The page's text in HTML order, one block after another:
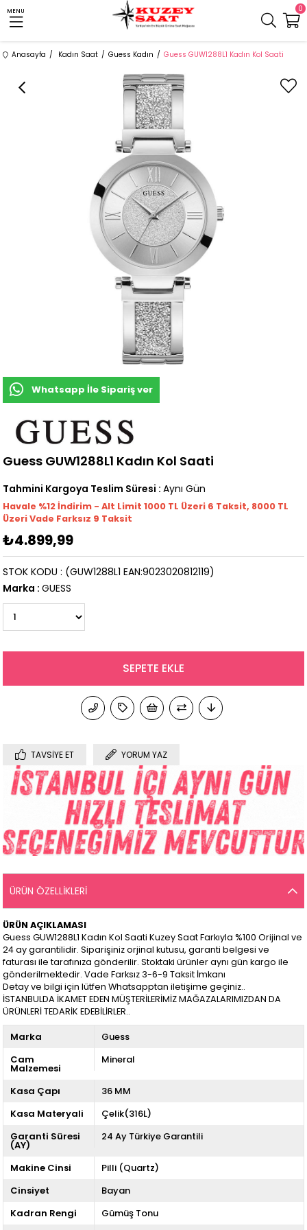
MENU 0
Anasayfa Kadın Saat Guess Kadın Guess GUW1288L1 Kadın Kol Saati
Whatsapp İle Sipariş ver
Guess GUW1288L1 Kadın Kol Saati
Tahmini Kargoya Teslim Süresi : Aynı Gün
Havale %12 İndirim - Alt Limit 1000 TL Üzeri 6 Taksit, 8000 TL
Üzeri Vade Farksız 9 Taksit
₺4.899,99
(GUW1288L1 EAN:9023020812119)
STOK KODU
Marka : GUESS
TAVSIYE ET YORUM YAZ
ÜRÜN ÖZELLIKLERI
ÜRÜN AÇIKLAMASI
Guess GUW1288L1 Kadın Kol Saati Kuzey Saat Farkıyla %100 Orijinal ve
24 ay garantilidir. Siparişiniz orjinal kutusu, garanti belgesi ve
faturası ile tarafınıza gönderilir. Stoktaki ürünler aynı gün kargo ile
gönderilmektedir. Vade Farksız 3-6-9 Taksit İmkanı
Detay ve bilgi için lütfen Whatsapptan iletişime geçiniz..
İSTANBULDA İKAMET EDEN MÜŞTERİLERİMİZ MAĞAZALARIMIZDAN DA
ÜRÜNLERİ TEDARİK EDEBİLİRLER..
Marka
Guess
Cam
Malzemesi
Mineral
Kasa Çapı
36 MM
Kasa Materyali
Çelik(316L)
Garanti Süresi
(AY)
24 Ay Türkiye Garantili
Makine Cinsi
Pilli (Quartz)
Cinsiyet
Bayan
Kadran Rengi
Gümüş Tonu